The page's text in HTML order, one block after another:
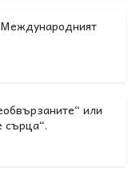
или
сърца“.